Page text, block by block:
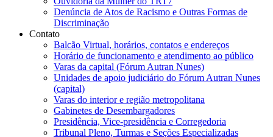
Denúncia de Atos de Racismo e Outras Formas de
Discriminação
Contato
Balcão Virtual, horários, contatos e endereços
Horário de funcionamento e atendimento ao público
Varas da capital (Fórum Autran Nunes)
Unidades de apoio judiciário do Fórum Autran Nunes
(capital)
Varas do interior e região metropolitana
Gabinetes de Desembargadores
Presidência, Vice-presidência e Corregedoria
Tribunal Pleno, Turmas e Seções Especializadas